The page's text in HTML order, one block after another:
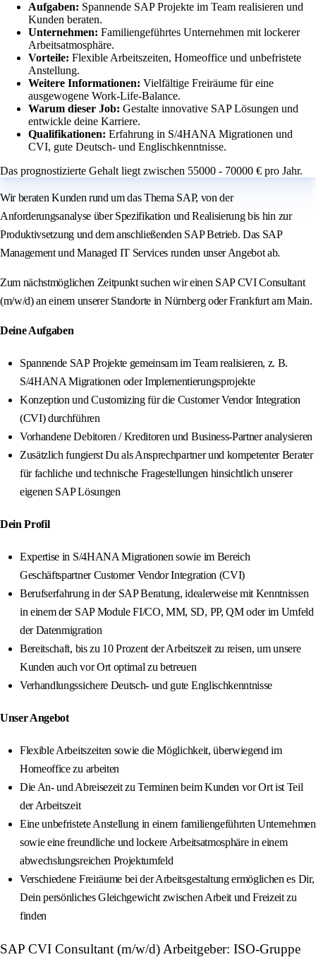
Aufgaben: Spannende SAP Projekte im Team realisieren und
Kunden beraten.
Unternehmen: Familiengeführtes Unternehmen mit lockerer
Arbeitsatmosphäre.
Vorteile: Flexible Arbeitszeiten, Homeoffice und unbefristete
Anstellung.
Weitere Informationen: Vielfältige Freiräume für eine
ausgewogene Work-Life-Balance.
Warum dieser Job: Gestalte innovative SAP Lösungen und
entwickle deine Karriere.
Qualifikationen: Erfahrung in S/4HANA Migrationen und
CVI, gute Deutsch- und Englischkenntnisse.
Das prognostizierte Gehalt liegt zwischen 55000 - 70000 € pro Jahr.
Wir beraten Kunden rund um das Thema SAP, von der
Anforderungsanalyse über Spezifikation und Realisierung bis hin zur
Produktivsetzung und dem anschließenden SAP Betrieb. Das SAP
Management und Managed IT Services runden unser Angebot ab.
Zum nächstmöglichen Zeitpunkt suchen wir einen SAP CVI Consultant
(m/w/d) an einem unserer Standorte in Nürnberg oder Frankfurt am Main.
Deine Aufgaben
Spannende SAP Projekte gemeinsam im Team realisieren, z. B.
S/4HANA Migrationen oder Implementierungsprojekte
Konzeption und Customizing für die Customer Vendor Integration
(CVI) durchführen
Vorhandene Debitoren / Kreditoren und Business-Partner analysieren
Zusätzlich fungierst Du als Ansprechpartner und kompetenter Berater
für fachliche und technische Fragestellungen hinsichtlich unserer
eigenen SAP Lösungen
Dein Profil
Expertise in S/4HANA Migrationen sowie im Bereich
Geschäftspartner Customer Vendor Integration (CVI)
Berufserfahrung in der SAP Beratung, idealerweise mit Kenntnissen
in einem der SAP Module FI/CO, MM, SD, PP, QM oder im Umfeld
der Datenmigration
Bereitschaft, bis zu 10 Prozent der Arbeitszeit zu reisen, um unsere
Kunden auch vor Ort optimal zu betreuen
Verhandlungssichere Deutsch- und gute Englischkenntnisse
Unser Angebot
Flexible Arbeitszeiten sowie die Möglichkeit, überwiegend im
Homeoffice zu arbeiten
Die An- und Abreisezeit zu Terminen beim Kunden vor Ort ist Teil
der Arbeitszeit
Eine unbefristete Anstellung in einem familiengeführten Unternehmen
sowie eine freundliche und lockere Arbeitsatmosphäre in einem
abwechslungsreichen Projektumfeld
Verschiedene Freiräume bei der Arbeitsgestaltung ermöglichen es Dir,
Dein persönliches Gleichgewicht zwischen Arbeit und Freizeit zu
finden
SAP CVI Consultant (m/w/d) Arbeitgeber: ISO-Gruppe